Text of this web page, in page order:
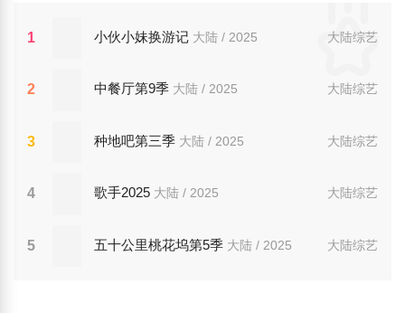
1 大陆综艺
小伙小妹换游记 大陆 / 2025
2 大陆综艺
中餐厅第9季 大陆 / 2025
3 大陆综艺
种地吧第三季 大陆 / 2025
4 大陆综艺
歌手2025 大陆 / 2025
5 大陆综艺
五十公里桃花坞第5季 大陆 / 2025